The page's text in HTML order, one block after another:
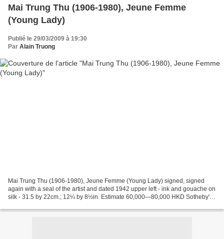
Mai Trung Thu (1906-1980), Jeune Femme
(Young Lady)
Publié le 29/03/2009 à 19:30
Par Alain Truong
Mai Trung Thu (1906-1980), Jeune Femme (Young Lady) signed, signed
again with a seal of the artist and dated 1942 upper left - ink and gouache on
silk - 31.5 by 22cm.; 12¼ by 8½in. Estimate 60,000—80,000 HKD Sotheby's.